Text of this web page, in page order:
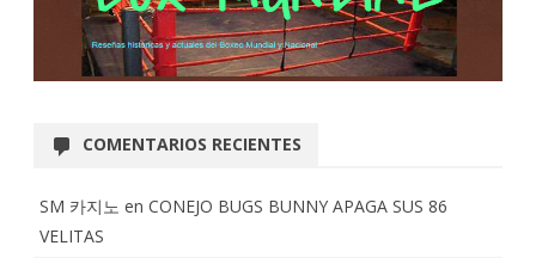
COMENTARIOS RECIENTES
SM 카지노 en CONEJO BUGS BUNNY APAGA SUS 86
VELITAS